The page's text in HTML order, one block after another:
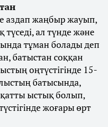
аздап жаңбыр жауып,
ал түнде және
тұман болады деп
батыстан соққан
оңтүстігінде 15-
батысында,
қатты ыстық болып,
жоғары өрт